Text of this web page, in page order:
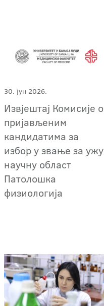
30. јун 2026.
Извјештај Комисије о
пријављеним
кандидатима за
избор у звање за ужу
научну област
Патолошка
физиологија